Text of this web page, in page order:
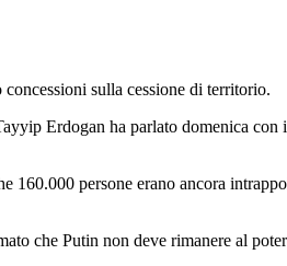
sulla cessione di territorio.
Erdogan ha parlato domenica con
persone erano ancora
che Putin non deve rimanere al